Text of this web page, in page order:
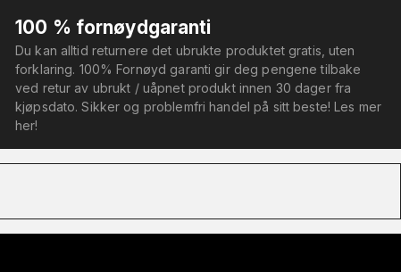
100 % fornøydgaranti
Du kan alltid returnere det ubrukte produktet gratis, uten
forklaring. 100% Fornøyd garanti gir deg pengene tilbake
ved retur av ubrukt / uåpnet produkt innen 30 dager fra
kjøpsdato. Sikker og problemfri handel på sitt beste! Les mer
her!